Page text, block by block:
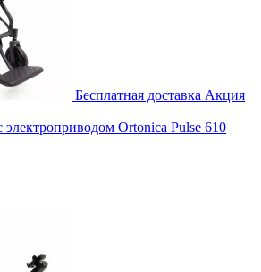
Бесплатная доставка Акция
электроприводом Ortonica Pulse 610